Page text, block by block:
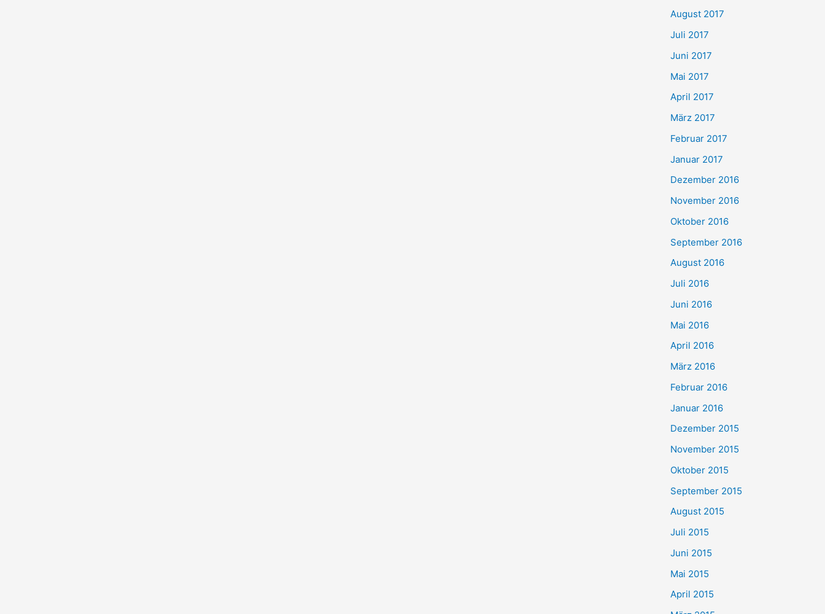
August 2017
Juli 2017
Juni 2017
Mai 2017
April 2017
März 2017
Februar 2017
Januar 2017
Dezember 2016
November 2016
Oktober 2016
September 2016
August 2016
Juli 2016
Juni 2016
Mai 2016
April 2016
März 2016
Februar 2016
Januar 2016
Dezember 2015
November 2015
Oktober 2015
September 2015
August 2015
Juli 2015
Juni 2015
Mai 2015
April 2015